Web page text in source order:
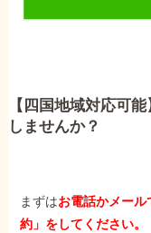
【四国地域対応可
しませんか？
まずはお電話かメー
約」をしてください。